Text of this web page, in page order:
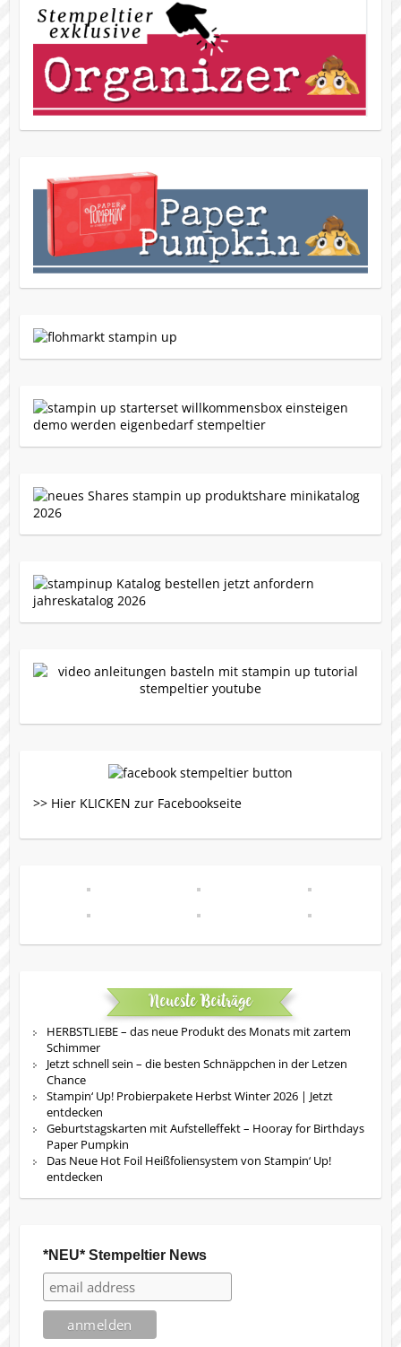
>> Hier KLICKEN zur Facebookseite
Neueste Beiträge
HERBSTLIEBE – das neue Produkt des Monats mit zartem
Schimmer
Jetzt schnell sein – die besten Schnäppchen in der Letzen
Chance
Stampin‘ Up! Probierpakete Herbst Winter 2026 | Jetzt
entdecken
Geburtstagskarten mit Aufstelleffekt – Hooray for Birthdays
Paper Pumpkin
Das Neue Hot Foil Heißfoliensystem von Stampin‘ Up!
entdecken
*NEU* Stempeltier News